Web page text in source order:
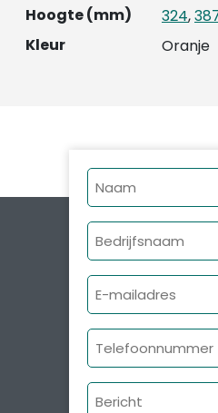
Hoogte (mm)
324,
Kleur
Oranje
Naam
Bedrijfsnaam
E-
mailadres
Bericht